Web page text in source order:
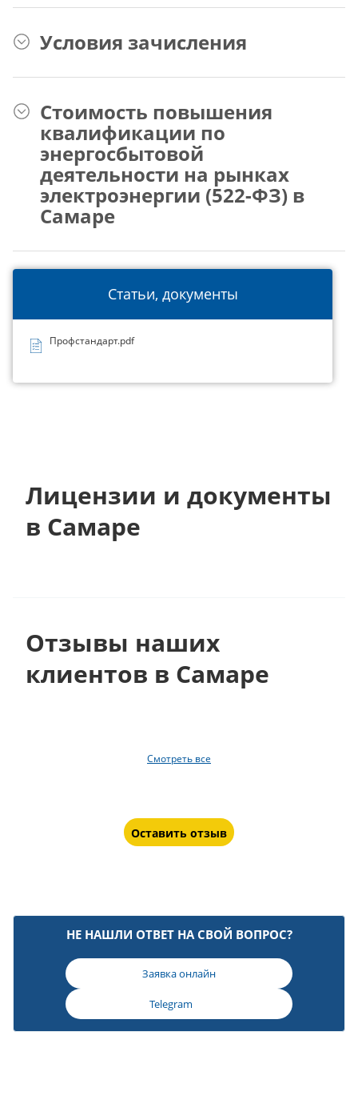
Статьи, документы
Профстандарт.pdf
Условия зачисления
Стоимость повышения
квалификации по
энергосбытовой
деятельности на рынках
электроэнергии (522-ФЗ) в
Самаре
Лицензии и документы
в Самаре
Отзывы наших
клиентов в Самаре
Смотреть все
Оставить отзыв
НЕ НАШЛИ ОТВЕТ НА СВОЙ ВОПРОС?
Заявка онлайн
Telegram